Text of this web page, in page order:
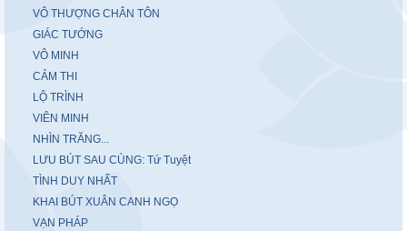
VÔ THƯỢNG CHÂN TÔN
GIÁC TƯỚNG
VÔ MINH
CẢM THI
LỘ TRÌNH
VIÊN MINH
NHÌN TRĂNG...
LƯU BÚT SAU CÙNG: Tứ Tuyệt
TÌNH DUY NHẤT
KHAI BÚT XUÂN CANH NGỌ
VẠN PHÁP